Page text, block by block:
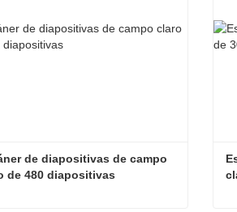
de diapositivas de campo
de 480 diapositivas